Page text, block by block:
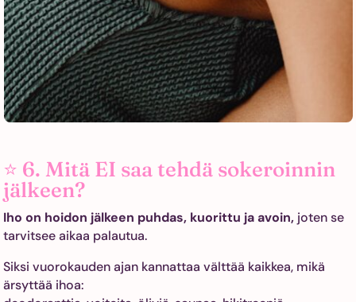
⭐ 6. Mitä EI saa tehdä sokeroinnin
jälkeen?
Iho on hoidon jälkeen puhdas, kuorittu ja avoin, joten se
tarvitsee aikaa palautua.
Siksi vuorokauden ajan kannattaa välttää kaikkea, mikä
ärsyttää ihoa: